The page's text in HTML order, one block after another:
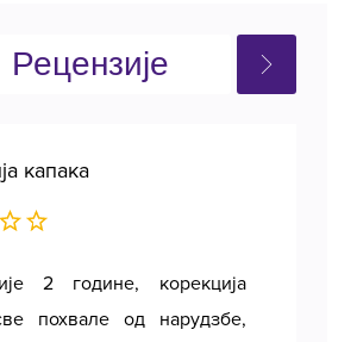
капака
2 године, корекција
похвале од нарудзбе,
Рецензије